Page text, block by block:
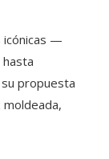
icónicas —
propuesta
moldeada,